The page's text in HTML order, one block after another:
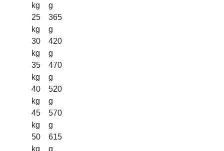
kg
g
25
kg
365
g
30
kg
420
g
35
kg
470
g
40
kg
520
g
45
kg
570
g
50
kg
615
g